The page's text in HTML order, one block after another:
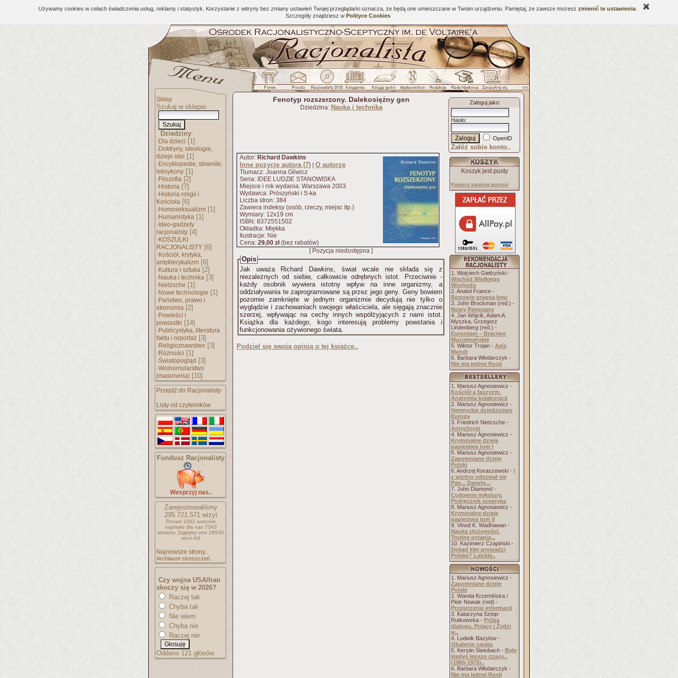
Używamy cookies w celach świadczenia usług, reklamy i statystyk. Korzystanie z witryny bez zmiany ustawień Twojej przeglądarki oznacza, że będą one umieszczane w Twoim urządzeniu. Pamiętaj, że zawsze możesz zmienić te ustawienia
Szczegóły znajdziesz w Polityce Cookies
Sklep
Szukaj w sklepie:
Dziedziny:
· Dla dzieci [1]
· Doktryny, ideologie,
dzieje idei [1]
· Encyklopedie, słowniki,
leksykony [1]
· Filozofia [2]
· Historia [7]
· Historia religii i
Kościoła [6]
· Homoseksualizm [1]
· Humanistyka [1]
· Ideo-gadżety
racjonalisty [4]
· KOSZULKI
RACJONALISTY [6]
· Kościół, krytyka,
antyklerykalizm [6]
· Kultura i sztuka [2]
· Nauka i technika [3]
· Nietzsche [1]
· Nowe technologie [1]
· Państwo, prawo i
ekonomia [2]
· Powieści i
powiastki [14]
· Publicystyka, literatura
faktu i reportaż [3]
· Religioznawstwo [3]
· Różności [1]
·Światopogląd [3]
·Wolnomularstwo
(masoneria) [10]
Przejdź do Racjonalisty
Listy od czytelników
Fundusz Racjonalisty
Wesprzyj nas..
Zarejestrowaliśmy
295.721.571wizyt
Ponad 1062 autorów
napisało dla nas 7343
tekstów. Zajęłyby one 28930
stron A4
Najnowsze strony..
Archiwum streszczeń..
Czy wojna USA/Iran
skoczy się w 2026?
Raczej tak
Chyba tak
Nie wiem
Chyba nie
Raczej nie
Oddano 121 głosów.
Fenotyp rozszerzony. Dalekosiężny gen
Dziedzina: Nauka i technika
Autor: Richard Dawkins
Inne pozycje autora (7) O autorze
Tłumacz: Joanna Gliwicz
Seria: IDEE LUDZIE STANOWISKA
Miejsce i rok wydania: Warszawa 2003
Wydawca: Prószyński i S-ka
Liczba stron: 384
Zawiera indeksy (osób, rzeczy, miejsc itp.)
Wymiary: 12x19 cm
ISBN: 8372551502
Okładka: Miękka
Ilustracje: Nie
Cena: 29,00 zł(bez rabatów)
[ Pozycja niedostępna ]
Opis
Jak uważa Richard Dawkins, świat wcale nie składa się z
niezależnych od siebie, całkowicie odrębnych istot. Przeciwnie -
każdy osobnik wywiera istotny wpływ na inne organizmy, a
oddziaływania te zaprogramowane są przez jego geny. Geny bowiem
pozornie zamknięte w jednym organizmie decydują nie tylko o
wyglądzie i zachowaniach swojego właściciela, ale sięgają znacznie
szerzej, wpływając na cechy innych współżyjących z nami istot.
Książka dla każdego, kogo interesują problemy powstania i
funkcjonowania ożywionego świata.
Podziel się swoją opinią o tej książce..
Zaloguj jako:
Hasło:
OpenID
Załóż sobie konto..
Koszyk jest pusty
Pobierz katalog pozycji
1. Wojciech Giełżyński -
Wschód Wielkiego
Wschodu
2. Anatol France -
Bogowie pragną krwi
3. John Brockman (red.) -
Nowy Renesans
4. Jan Wójcik, Adam A.
Myszka, Grzegorz
Lindenberg (red.) -
Euroislam – Bractwo
Muzułmańskie
5. Wiktor Trojan - Axis
Mundi
6. Barbara Włodarczyk -
Nie ma jednej Rosji
1. Mariusz Agnosiewicz -
Kościół a faszyzm.
Anatomia kolaboracji
2. Mariusz Agnosiewicz -
Heretyckie dziedzictwo
Europy
3. Friedrich Nietzsche -
Antychryst
4. Mariusz Agnosiewicz -
Kryminalne dzieje
papiestwa tom I
5. Mariusz Agnosiewicz -
Zapomniane dzieje
Polski
6. Andrzej Koraszewski - I
z wichru odezwał się
Pan... Darwin,..
7. John Diamond -
Cudowne mikstury.
Podręcznik sceptyka
8. Mariusz Agnosiewicz -
Kryminalne dzieje
papiestwa tom II
9. Vinod K. Wadhawan -
Nauka złożoności.
Trudne pytania,..
10. Kazimierz Czapiński -
Dokąd kler prowadzi
Polskę? Laickie..
1. Mariusz Agnosiewicz -
Zapomniane dzieje
Polski
2. Wanda Krzemińska i
Piotr Nowak (red) -
Przestrzenie informacji
3. Katarzyna Sztop-
Rutkowska - Próba
dialogu. Polacy i Żydzi
w..
4. Ludwik Bazylow -
Obalenie caratu
5. Kerstin Steinbach - Były
kiedyś lepsze czasy...
(1965-1975)..
6. Barbara Włodarczyk -
Nie ma jednej Rosji